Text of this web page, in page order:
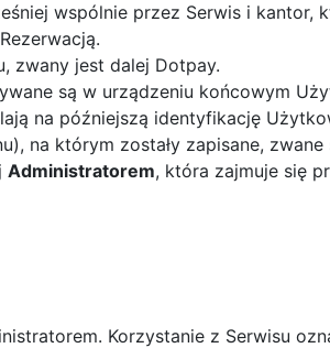
wspólnie przez Serwis i kantor,
zwany jest dalej Dotpay.
są w urządzeniu końcowym
na późniejszą identyfikację
na którym zostały zapisane,
Administratorem, która zajmuje się
Korzystanie z Serwisu